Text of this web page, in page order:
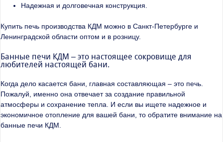
Надежная и долговечная конструкция.
Купить печь производства КДМ можно в Санкт-Петербурге и
Ленинградской области оптом и в розницу.
Банные печи КДМ – это настоящее сокровище для
любителей настоящей бани.
Когда дело касается бани, главная составляющая – это печь.
Пожалуй, именно она отвечает за создание правильной
атмосферы и сохранение тепла. И если вы ищете надежное и
экономичное отопление для вашей бани, то обратите внимание на
банные печи КДМ.